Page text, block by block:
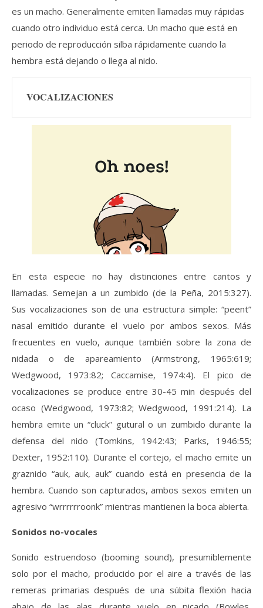
es un macho. Generalmente emiten llamadas muy rápidas
cuando otro individuo está cerca. Un macho que está en
periodo de reproducción silba rápidamente cuando la
hembra está dejando o llega al nido.
VOCALIZACIONES
En esta especie no hay distinciones entre cantos y
llamadas. Semejan a un zumbido (de la Peña, 2015:327).
Sus vocalizaciones son de una estructura simple: “peent”
nasal emitido durante el vuelo por ambos sexos. Más
frecuentes en vuelo, aunque también sobre la zona de
nidada o de apareamiento (Armstrong, 1965:619;
Wedgwood, 1973:82; Caccamise, 1974:4). El pico de
vocalizaciones se produce entre 30-45 min después del
ocaso (Wedgwood, 1973:82; Wedgwood, 1991:214). La
hembra emite un “cluck” gutural o un zumbido durante la
defensa del nido (Tomkins, 1942:43; Parks, 1946:55;
Dexter, 1952:110). Durante el cortejo, el macho emite un
graznido “auk, auk, auk” cuando está en presencia de la
hembra. Cuando son capturados, ambos sexos emiten un
agresivo “wrrrrrroonk” mientras mantienen la boca abierta.
Sonidos no-vocales
Sonido estruendoso (booming sound), presumiblemente
solo por el macho, producido por el aire a través de las
remeras primarias después de una súbita flexión hacia